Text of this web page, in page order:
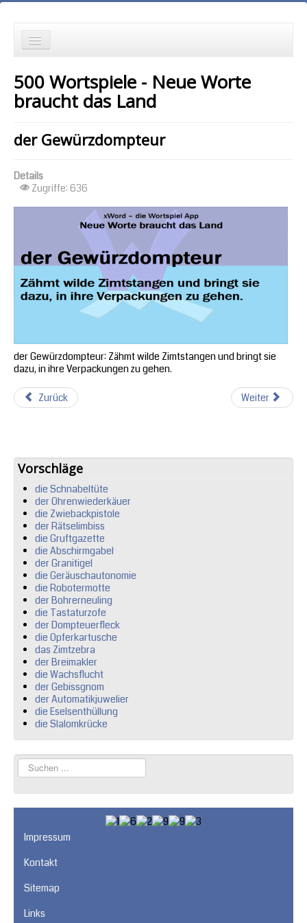
Wortspielgeschichten
die Ältesten zuerst
die meisten Zugriffe zuerst
zufällige Reihenfolge
500 Wortspiele - Neue Worte
braucht das Land
der Gewürzdompteur
Details
Zugriffe: 636
der Gewürzdompteur: Zähmt wilde Zimtstangen und bringt sie
dazu, in ihre Verpackungen zu gehen.
Zurück Weiter
Vorschläge
die Schnabeltüte
der Ohrenwiederkäuer
die Zwiebackpistole
der Rätselimbiss
die Gruftgazette
die Abschirmgabel
der Granitigel
die Geräuschautonomie
die Robotermotte
der Bohrerneuling
die Tastaturzofe
der Dompteuerfleck
die Opferkartusche
das Zimtzebra
der Breimakler
die Wachsflucht
der Gebissgnom
der Automatikjuwelier
die Eselsenthüllung
die Slalomkrücke
Suchen
...
Impressum
Kontakt
Sitemap
Links